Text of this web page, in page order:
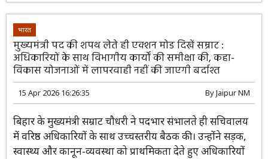
भारत
मुख्यमंत्री पद की शपथ लेते ही एक्शन मोड दिखें सम्राट :
अधिकारियों के साथ विभागीय कार्यों की समीक्षा की, कहा-
विकास योजनाओं में लापरवाही नहीं की जाएगी बर्दाश्त
15 Apr 2026 16:26:35 ByJaipur NM
बिहार के मुख्यमंत्री सम्राट चौधरी ने पदभार संभालते ही सचिवालय
में वरिष्ठ अधिकारियों के साथ उच्चस्तरीय बैठक की। उन्होंने सड़क,
स्वास्थ्य और कानून-व्यवस्था को प्राथमिकता देते हुए अधिकारियों